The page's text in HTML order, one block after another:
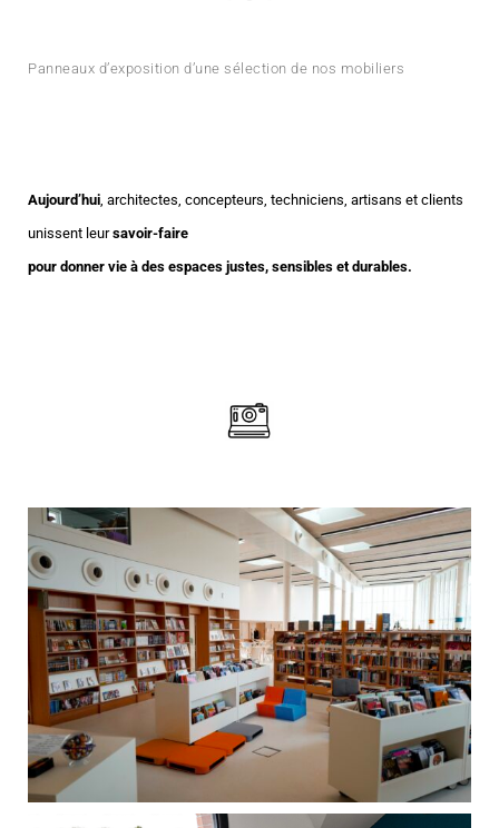
Panneaux d’exposition d’une sélection de nos mobiliers
Aujourd’hui, architectes, concepteurs, techniciens, artisans et clients
unissent leursavoir-faire
pour donner vie à des espaces justes, sensibles et durables.